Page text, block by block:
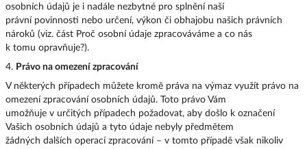
osobních údajů je i nadále nezbytné pro splnění naší
právní povinnosti nebo určení, výkon či obhajobu našich právních
nároků (viz. část Proč osobní údaje zpracováváme a co nás
k tomu opravňuje?).
4. Právo na omezení zpracování
V některých případech můžete kromě práva na výmaz využít právo na
omezení zpracování osobních údajů. Toto právo Vám
umožňuje v určitých případech požadovat, aby došlo k označení
Vašich osobních údajů a tyto údaje nebyly předmětem
žádných dalších operací zpracování – v tomto případě však nikoliv